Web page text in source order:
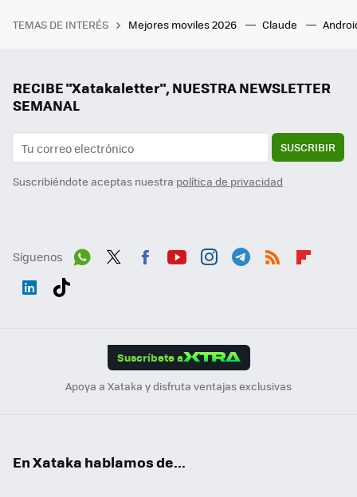
TEMAS DE INTERÉS Mejores moviles 2026 Claude
RECIBE "Xatakaletter", NUESTRA NEWSLETTER
SEMANAL
SUSCRIBIR
Suscribiéndote aceptas nuestra política de privacidad
Síguenos
Suscríbete a
Apoya a Xataka y disfruta ventajas exclusivas
En Xataka hablamos de...